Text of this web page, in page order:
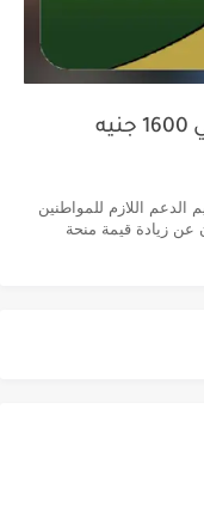
وزارة التموين تعلن عن دعم إضافي 1600 جنيه
الدعم اللازم للمواطنين
عن زيادة قيمة منحة